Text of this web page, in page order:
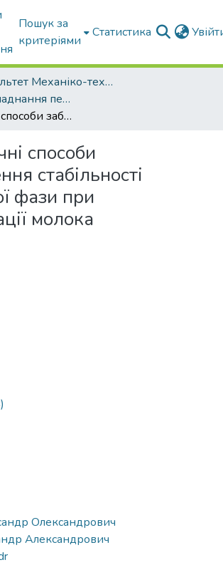
Пошук за
критеріями
Статистика
Факультет Механіко-технологічний
кафедра Обладнання переробних і харчових виробництв ім. професора Ф.Ю. Ялпачика
Технологічні способи забезпечення стабільності дисперсної фази при гомогенізації молока
способи
стабільності
фази при
молока
Олександрович
Александрович